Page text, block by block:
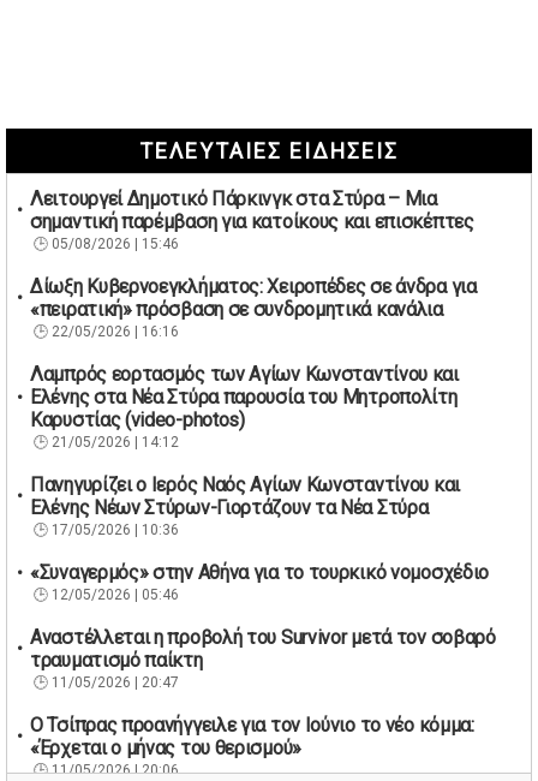
ΤΕΛΕΥΤΑΙΕΣ ΕΙΔΗΣΕΙΣ
Λειτουργεί Δημοτικό Πάρκινγκ στα Στύρα – Μια
σημαντική παρέμβαση για κατοίκους και επισκέπτες
05/08/2026 | 15:46
Δίωξη Κυβερνοεγκλήματος: Χειροπέδες σε άνδρα για
«πειρατική» πρόσβαση σε συνδρομητικά κανάλια
22/05/2026 | 16:16
Λαμπρός εορτασμός των Αγίων Κωνσταντίνου και
Ελένης στα Νέα Στύρα παρουσία του Μητροπολίτη
Καρυστίας (video-photos)
21/05/2026 | 14:12
Πανηγυρίζει ο Ιερός Ναός Αγίων Κωνσταντίνου και
Ελένης Νέων Στύρων-Γιορτάζουν τα Νέα Στύρα
17/05/2026 | 10:36
«Συναγερμός» στην Αθήνα για το τουρκικό νομοσχέδιο
12/05/2026 | 05:46
Αναστέλλεται η προβολή του Survivor μετά τον σοβαρό
τραυματισμό παίκτη
11/05/2026 | 20:47
Ο Τσίπρας προανήγγειλε για τον Ιούνιο το νέο κόμμα:
«Έρχεται ο μήνας του θερισμού»
11/05/2026 | 20:06